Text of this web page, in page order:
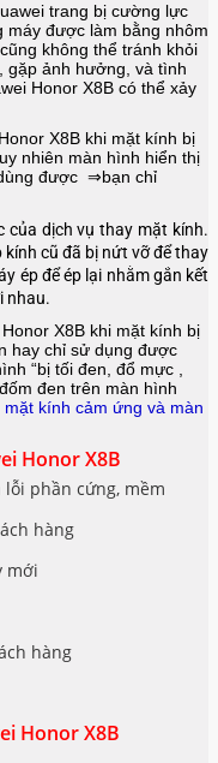
trang bị cường lực
máy được làm bằng nhôm
không thể tránh khỏi
gặp ảnh hưởng, và tình
Honor X8B có thể xảy
X8B khi mặt kính bị
nhiên màn hình hiển thị
được ⇒bạn chỉ
của dịch vụ thay mặt kính.
cũ đã bị nứt vỡ để thay
ép để ép lại nhằm gắn kết
nhau.
X8B khi mặt kính bị
hay chỉ sử dụng được
“bị tối đen, đổ mực ,
đen trên màn hình
kính cảm ứng và màn
Honor X8B
phần cứng, mềm
hàng
mới
hàng
Honor X8B